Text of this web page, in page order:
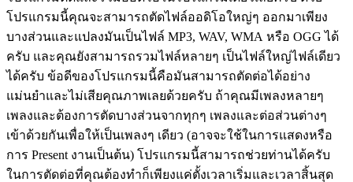
โปรแกรมนี้คุณจะสามารถตัดไฟล์ออดิโอใหญ่ๆ ออกมาเพียง
บางส่วนและแปลงมันเป็นไฟล์ MP3, WAV, WMA หรือ OGG ได้
ครับ และคุณยังสามารถรวมไฟล์หลายๆ เป็นไฟล์ใหญ่ไฟล์เดียว
ได้ครับ ข้อดีของโปรแกรมนี้คือมันสามารถตัดต่อได้อย่าง
แม่นยำและไม่เสียคุณภาพเลยด้วยครับ ถ้าคุณมีเพลงหลายๆ
เพลงและต้องการตัดบางส่วนจากทุกๆ เพลงและต่อส่วนต่างๆ
เข้าด้วยกันเพื่อให้เป็นเพลงๆ เดียว (อาจจะใช้ในการแสดงหรือ
การ Present งานเป็นต้น) โปรแกรมนี้สามารถช่วยท่านได้ครับ
ในการตัดต่อที่คุณต้องทำก็เพียงแค่ตั้งเวลาเริ่มและเวลาสิ้นสุด